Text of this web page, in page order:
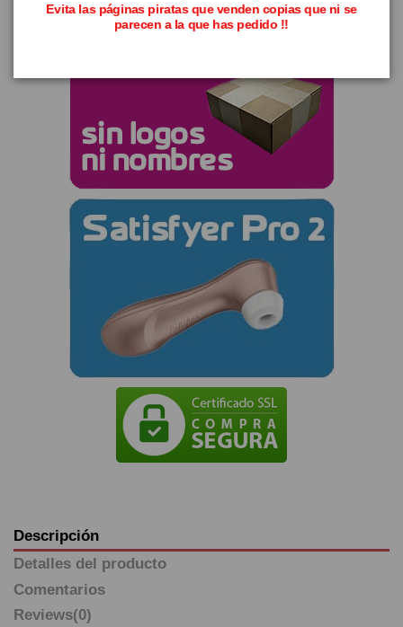
Descripción
Detalles del producto
Comentarios
Reviews(0)
Evita las páginas piratas que venden copias que ni se
parecen a la que has pedido !!